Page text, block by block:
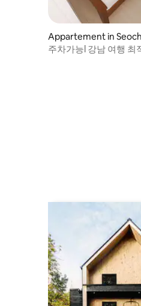
Appartement in
주차가능l 강남 여행 최